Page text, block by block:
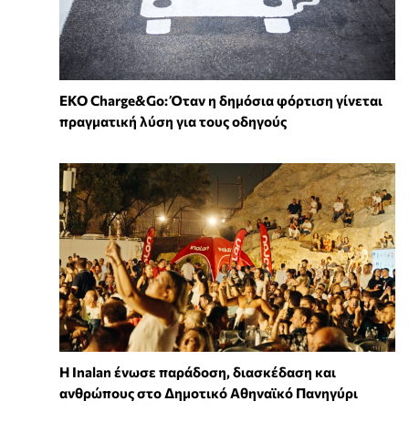
EKO Charge&Go: Όταν η δημόσια φόρτιση γίνεται
πραγματική λύση για τους οδηγούς
Η Inalan ένωσε παράδοση, διασκέδαση και
ανθρώπους στο Δημοτικό Αθηναϊκό Πανηγύρι